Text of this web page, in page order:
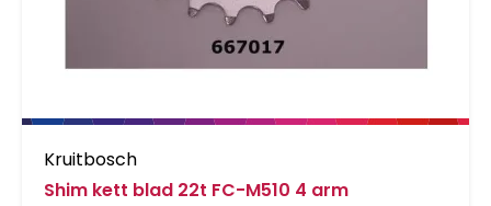
Kruitbosch
Shim kett blad 22t FC-M510 4 arm